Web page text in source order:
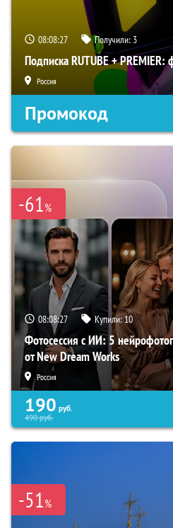
08:08:26 Получили: 3
Подписка RUTUBE +
Россия
Промокод
-61%
08:08:26 Купили:10
Фотосессия с ИИ: 5
от New Dream Works
Россия
190 руб.
490руб.
-51%